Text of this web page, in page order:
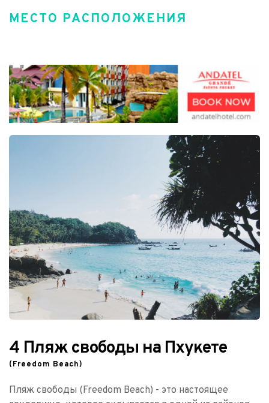
МЕСТО РАСПОЛОЖЕНИЯ
4 Пляж свободы на Пхукете
(Freedom Beach)
Пляж свободы (Freedom Beach) - это настоящее